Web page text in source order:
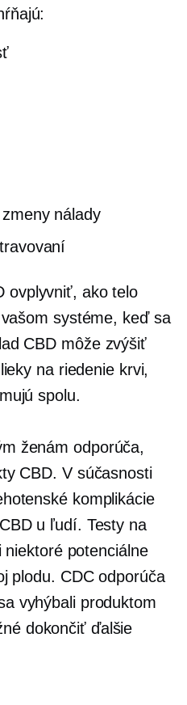
nálady
ovplyvniť, ako telo
systéme, keď sa
CBD môže zvýšiť
na riedenie krvi,
spolu.
ženám odporúča,
CBD. V súčasnosti
komplikácie
u ľudí. Testy na
niektoré potenciálne
plodu. CDC odporúča
vyhýbali produktom
dokončiť ďalšie